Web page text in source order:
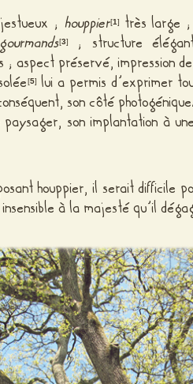
; houppier[1]
très large
gourmands[3]
; structure
; aspect préservé, impression
[5] lui a permis d’exprimer
son côté
son implantation à
houppier, il serait difficile
à la majesté qu’il